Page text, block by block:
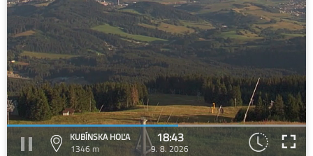
KUBÍNSKA HOĽA
1346 m
18:43
9. 8. 2026